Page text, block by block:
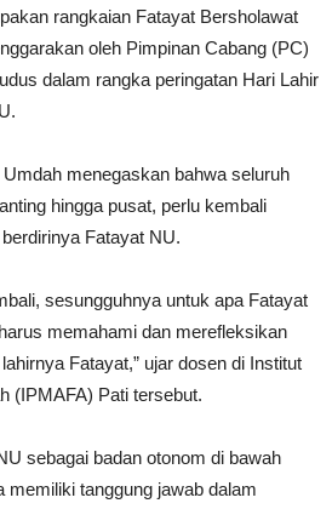
rangkaian Fatayat Bersholawat
oleh Pimpinan Cabang (PC)
dalam rangka peringatan Hari Lahir
menegaskan bahwa seluruh
hingga pusat, perlu kembali
Fatayat NU.
sesungguhnya untuk apa Fatayat
memahami dan merefleksikan
Fatayat,” ujar dosen di Institut
(IPMAFA) Pati tersebut.
sebagai badan otonom di bawah
memiliki tanggung jawab dalam